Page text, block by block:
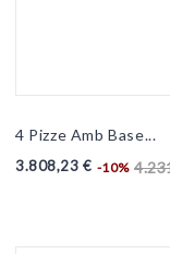
4 Pizze Amb Base...
3.808,23 € -10%